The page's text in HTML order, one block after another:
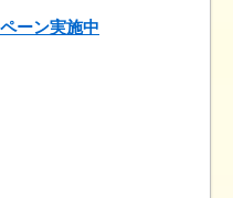
ーン実施中